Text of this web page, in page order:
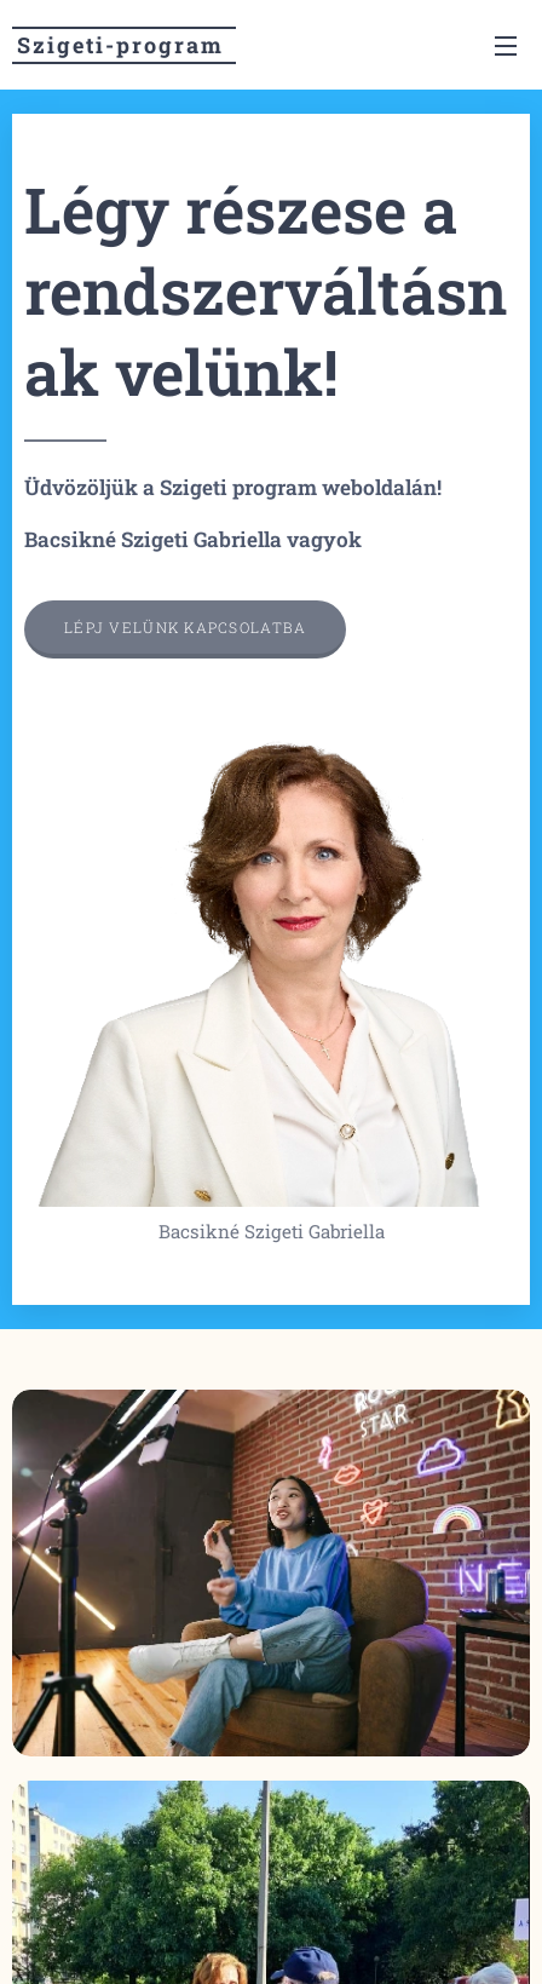
Szigeti-program
Légy részese a
rendszerváltásn
ak velünk!
Üdvözöljük a Szigeti program weboldalán!
Bacsikné Szigeti Gabriella vagyok
LÉPJ VELÜNK KAPCSOLATBA
Bacsikné Szigeti Gabriella